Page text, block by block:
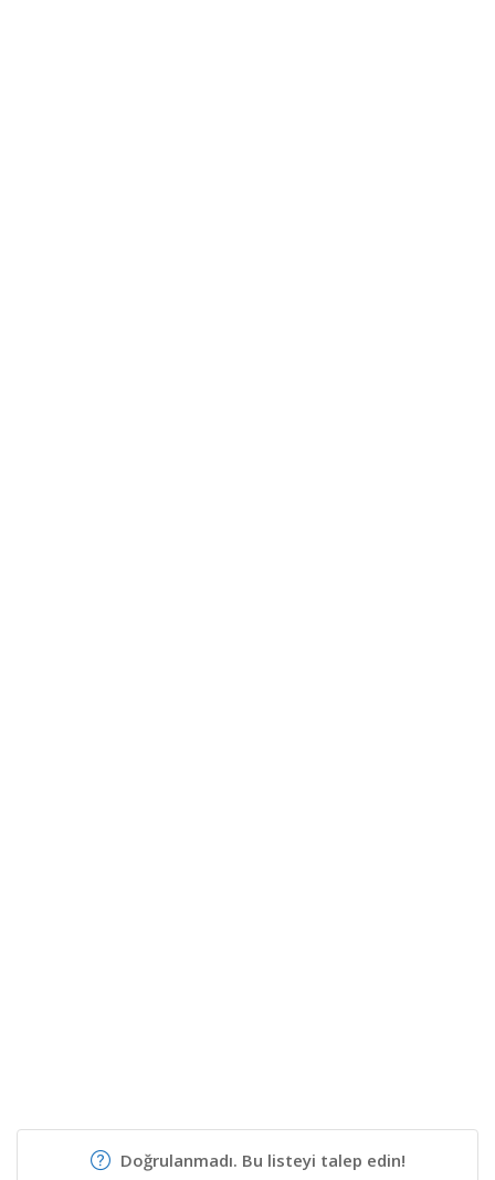
Doğrulanmadı. Bu listeyi talep edin!